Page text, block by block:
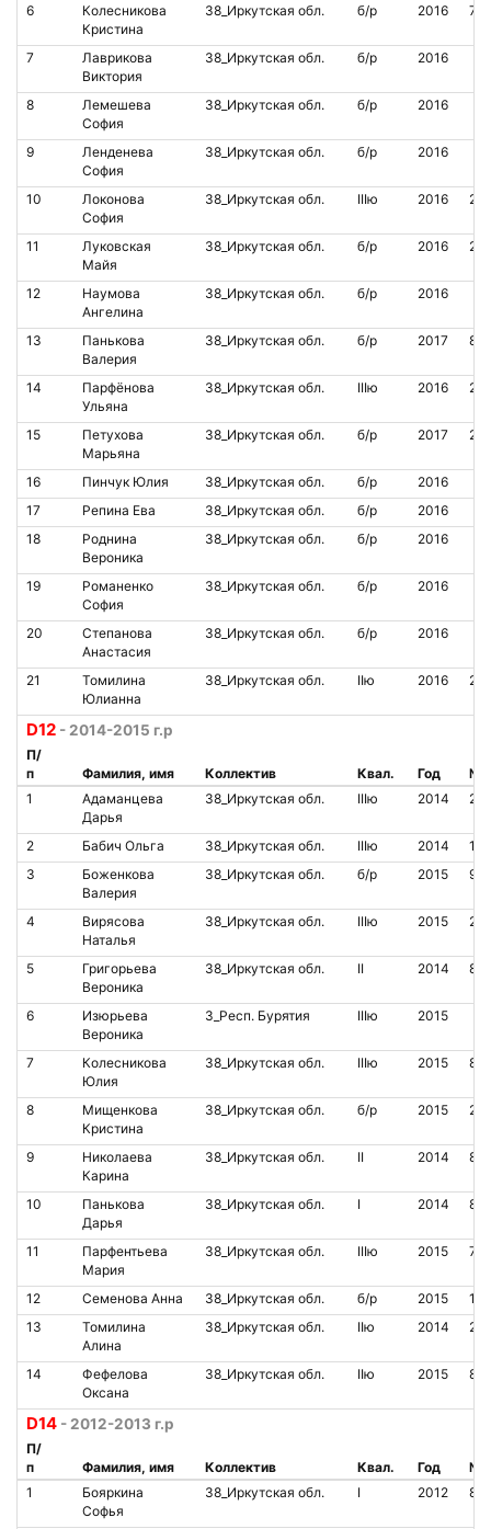
6
Колесникова
Кристина
38_Иркутская обл. б/р 2016
7
Лаврикова
Виктория
38_Иркутская обл. б/р 2016
8
Лемешева
София
38_Иркутская обл. б/р 2016
9
Ленденева
София
38_Иркутская обл. б/р 2016
10
Локонова
София
38_Иркутская обл. IIIю 2016
11
Луковская
Майя
38_Иркутская обл. б/р 2016
12
Наумова
Ангелина
38_Иркутская обл. б/р 2016
13
Панькова
Валерия
38_Иркутская обл. б/р 2017
14
Парфёнова
Ульяна
38_Иркутская обл. IIIю 2016
15
Петухова
Марьяна
38_Иркутская обл. б/р 2017
16 Пинчук Юлия 38_Иркутская обл. б/р
2016
17
Репина Ева 38_Иркутская обл. б/р
2016
18
Роднина
Вероника
38_Иркутская обл. б/р 2016
19
Романенко
София
38_Иркутская обл. б/р 2016
20
Степанова
Анастасия
38_Иркутская обл. б/р 2016
21
Томилина
Юлианна
38_Иркутская обл. IIю 2016
D12 - 2014-2015 г.р
П/
п
Фамилия, имя Коллектив Квал. Год
№
1
Адаманцева
Дарья
38_Иркутская обл. IIIю 2014
2 Бабич Ольга 38_Иркутская обл. IIIю 2014
3
Боженкова
Валерия
38_Иркутская обл. б/р 2015
4
Вирясова
Наталья
38_Иркутская обл. IIIю 2015
5
Григорьева
Вероника
38_Иркутская обл. II 2014
6
Изюрьева
Вероника
3_Респ. Бурятия IIIю 2015
7
Колесникова
Юлия
38_Иркутская обл. IIIю 2015
8
Мищенкова
Кристина
38_Иркутская обл. б/р 2015
9
Николаева
Карина
38_Иркутская обл. II 2014
10
Панькова
Дарья
38_Иркутская обл. I 2014
11
Парфентьева
Мария
38_Иркутская обл. IIIю 2015
12 Семенова Анна 38_Иркутская обл. б/р 2015
13
Томилина
Алина
38_Иркутская обл. IIю 2014
14
Фефелова
Оксана
38_Иркутская обл. IIю 2015
D14 - 2012-2013 г.р
П/
п
Фамилия, имя Коллектив Квал. Год
№
1
Бояркина
Софья
38_Иркутская обл. I 2012